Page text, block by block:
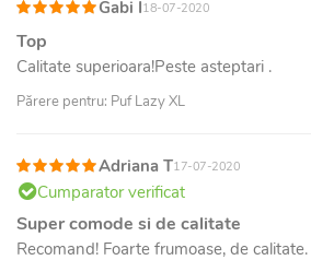
Gabi I18-07-2020
Top
Calitate superioara!Peste asteptari .
Părere pentru: Puf Lazy XL
Adriana T17-07-2020
Cumparator verificat
Super comode si de calitate
Recomand! Foarte frumoase, de calitate.